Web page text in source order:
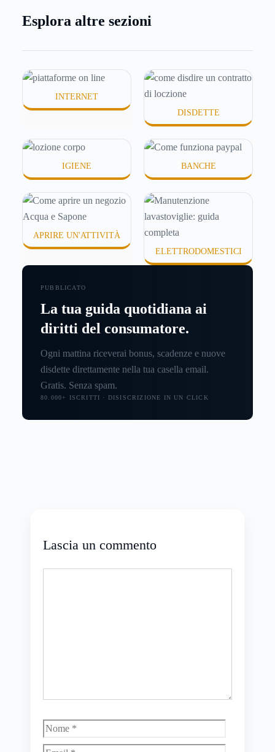
meno confortevole. Eppure, proprio nei mesi caldi,
o difficili da assorbire.
Esplora altre sezioni
INTERNET
DISDETTE
IGIENE BANCHE
APRIRE UN'ATTIVITÀ
ELETTRODOMESTICI
PUBBLICATO
La tua guida quotidiana ai
diritti del consumatore.
Ogni mattina riceverai bonus, scadenze e nuove
disdette direttamente nella tua casella email.
Gratis. Senza spam.
80.000+ ISCRITTI · DISISCRIZIONE IN UN CLICK
Lascia un commento
Nome